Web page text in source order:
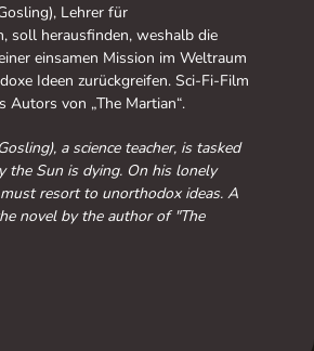
Lehrer für
soll herausfinden, weshalb die
einsamen Mission im Weltraum
Ideen zurückgreifen. Sci-Fi-Film
Autors von „The Martian“.
a science teacher, is tasked
the Sun is dying. On his lonely
resort to unorthodox ideas. A
novel by the author of "The